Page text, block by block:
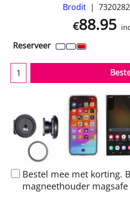
Brodit
€88.95
Reserveer
Bestel mee met korting.
magneethouder